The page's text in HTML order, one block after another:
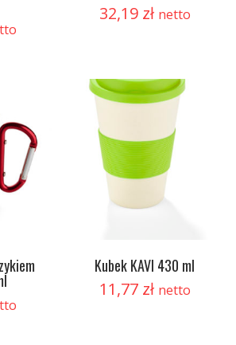
32,19 zł netto
Kubek KAVI 430 ml
11,77 zł netto